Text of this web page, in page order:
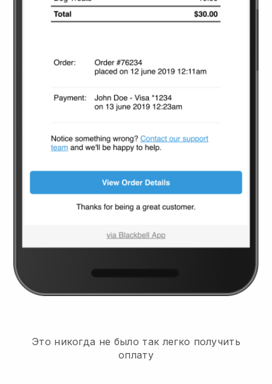
Это никогда не было так легко получить
оплату